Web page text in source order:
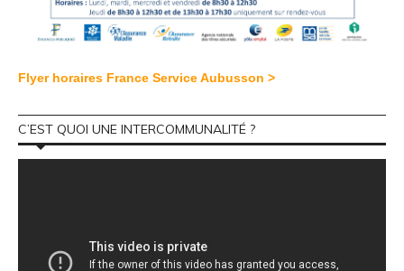
Flyer horaires France Service Aubusson >
C’EST QUOI UNE INTERCOMMUNALITÉ ?